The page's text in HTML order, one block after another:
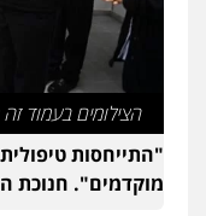
פלילי
הצילומים בעמוד זה בהתאם
"התייחסות
מוקדמים". חנוכת